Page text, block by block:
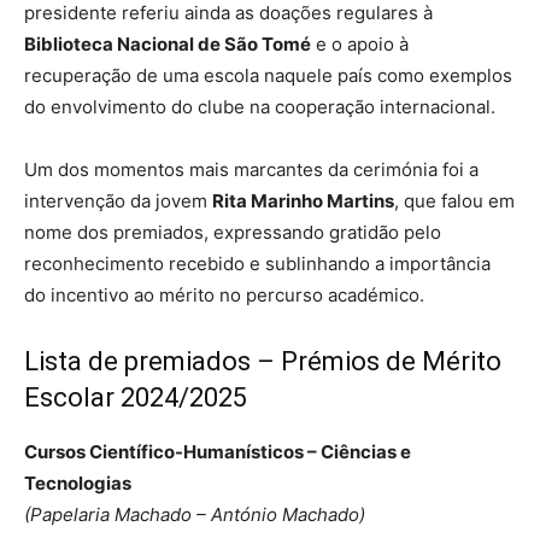
presidente referiu ainda as doações regulares à
Biblioteca Nacional de São Tomé e o apoio à
recuperação de uma escola naquele país como exemplos
do envolvimento do clube na cooperação internacional.
Um dos momentos mais marcantes da cerimónia foi a
intervenção da jovem Rita Marinho Martins, que falou em
nome dos premiados, expressando gratidão pelo
reconhecimento recebido e sublinhando a importância
do incentivo ao mérito no percurso académico.
Lista de premiados – Prémios de Mérito
Escolar 2024/2025
Cursos Científico-Humanísticos – Ciências e
Tecnologias
(Papelaria Machado – António Machado)